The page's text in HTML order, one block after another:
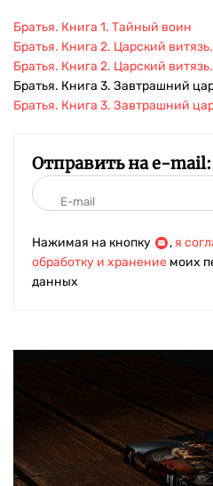
Братья. Книга 1. Тайный воин
Братья. Книга 2. Царский
Братья. Книга 2. Царский
Братья. Книга 3. Завтрашний
Братья. Книга 3. Завтрашний
Отправить на e-mail:
Нажимая на кнопку , я
обработку и хранение моих
данных